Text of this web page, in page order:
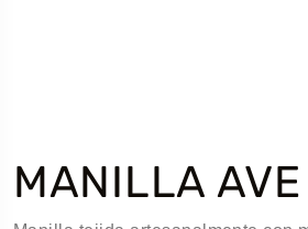
MANILLA